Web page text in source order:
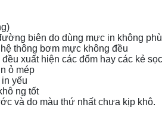
biên do dùng mực in không
thông bơm mực không đều
xuất hiện các đốm hay các kẻ
ỏ mép
yếu
ng tốt
và do màu thứ nhất chưa kịp khô.